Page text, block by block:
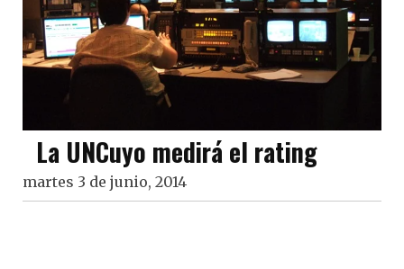
La UNCuyo medirá el rating
martes 3 de junio, 2014